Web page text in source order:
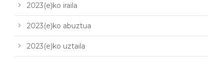
2023(e)ko iraila
2023(e)ko abuztua
2023(e)ko uztaila